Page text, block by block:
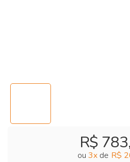
R$
ou 3x de R$